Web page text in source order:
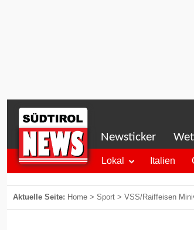
Newsticker
Lokal Italien
Aktuelle Seite: Home > Sport > VSS/Raiffeisen